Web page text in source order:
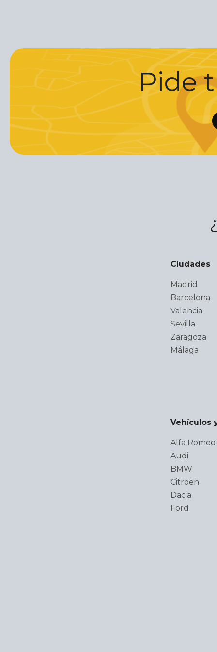
Pide
Ciudades
Madrid
Barcelona
Valencia
Sevilla
Zaragoza
Málaga
Vehículos
Alfa Romeo
Audi
BMW
Citroën
Dacia
Ford